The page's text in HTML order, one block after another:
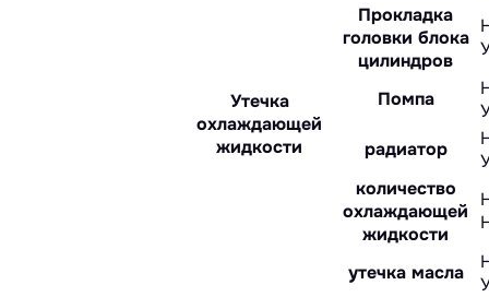
Утечка
охлаждающей
жидкости
Прокладка
головки блока
цилиндров
Помпа
радиатор
количество
охлаждающей
жидкости
утечка масла